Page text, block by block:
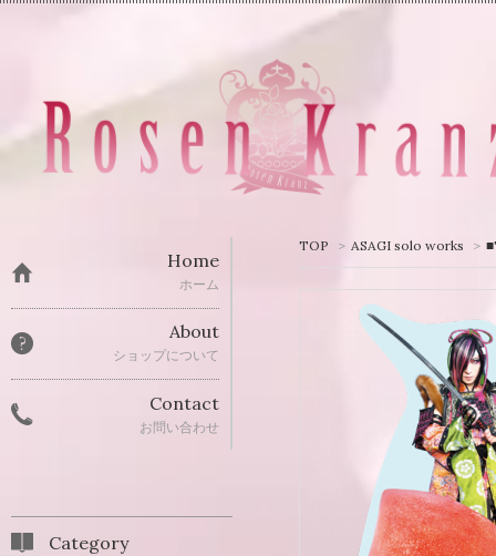
TOP > ASAGI solo works >
Home
ホーム
About
ショップについて
Contact
お問い合わせ
Category